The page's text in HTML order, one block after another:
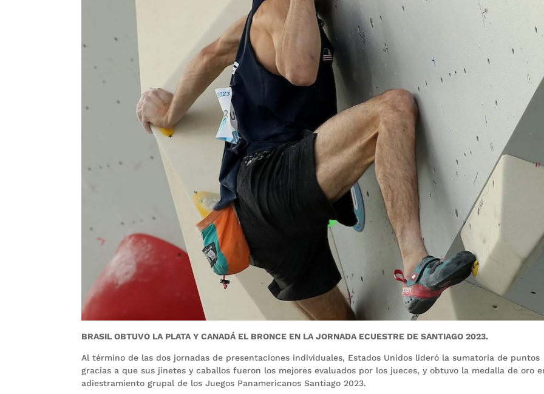
BRASIL OBTUVO LA PLATA Y CANADÁ EL BRONCE EN LA JORNADA ECUESTRE DE SANTIAGO 2023.
Al término de las dos jornadas de presentaciones individuales, Estados Unidos lideró la sumatoria de puntos
gracias a que sus jinetes y caballos fueron los mejores evaluados por los jueces, y obtuvo la medalla de oro
adiestramiento grupal de los Juegos Panamericanos Santiago 2023.